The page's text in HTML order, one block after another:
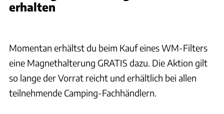
erhalten
Momentan erhältst du beim Kauf eines WM-Filters
eine Magnethalterung GRATIS dazu. Die Aktion gilt
so lange der Vorrat reicht und erhältlich bei allen
teilnehmende Camping-Fachhändlern.